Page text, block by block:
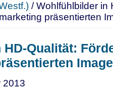
/ Wohlfühlbilder in
präsentierten
Qualität:
2013